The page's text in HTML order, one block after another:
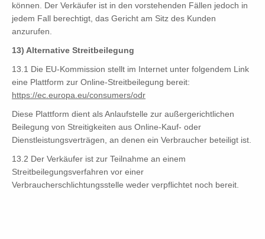
können. Der Verkäufer ist in den vorstehenden Fällen jedoch in
jedem Fall berechtigt, das Gericht am Sitz des Kunden
anzurufen.
13) Alternative Streitbeilegung
13.1 Die EU-Kommission stellt im Internet unter folgendem Link
eine Plattform zur Online-Streitbeilegung bereit:
https://ec.europa.eu/consumers/odr
Diese Plattform dient als Anlaufstelle zur außergerichtlichen
Beilegung von Streitigkeiten aus Online-Kauf- oder
Dienstleistungsverträgen, an denen ein Verbraucher beteiligt ist.
13.2 Der Verkäufer ist zur Teilnahme an einem
Streitbeilegungsverfahren vor einer
Verbraucherschlichtungsstelle weder verpflichtet noch bereit.